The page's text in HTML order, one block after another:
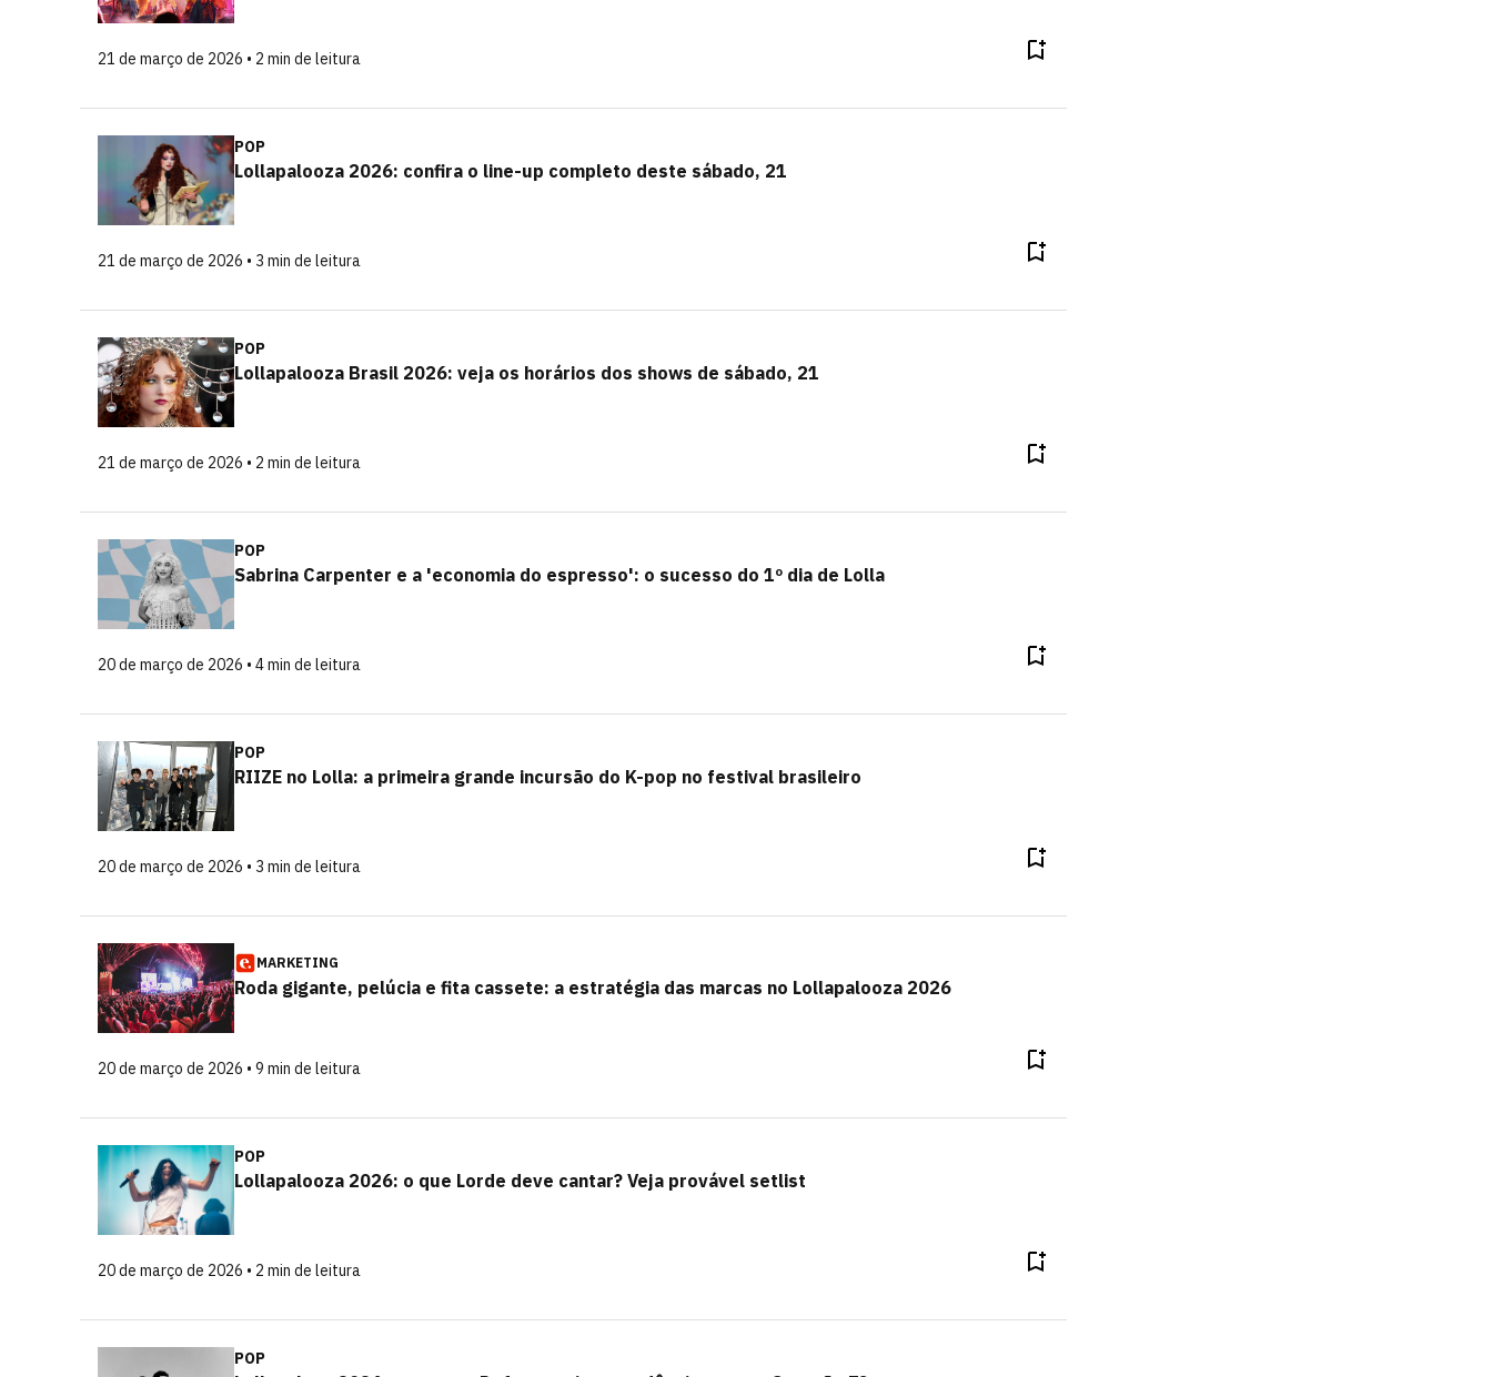
21 de março de 2026 • 2 min de leitura
POP
Lollapalooza 2026: confira o line-up completo deste sábado, 21
21 de março de 2026 • 3 min de leitura
POP
Lollapalooza Brasil 2026: veja os horários dos shows de sábado, 21
21 de março de 2026 • 2 min de leitura
POP
Sabrina Carpenter e a 'economia do espresso': o sucesso do 1º dia de Lolla
20 de março de 2026 • 4 min de leitura
POP
RIIZE no Lolla: a primeira grande incursão do K-pop no festival brasileiro
20 de março de 2026 • 3 min de leitura
MARKETING
Roda gigante, pelúcia e fita cassete: a estratégia das marcas no Lollapalooza 2026
20 de março de 2026 • 9 min de leitura
POP
Lollapalooza 2026: o que Lorde deve cantar? Veja provável setlist
20 de março de 2026 • 2 min de leitura
POP